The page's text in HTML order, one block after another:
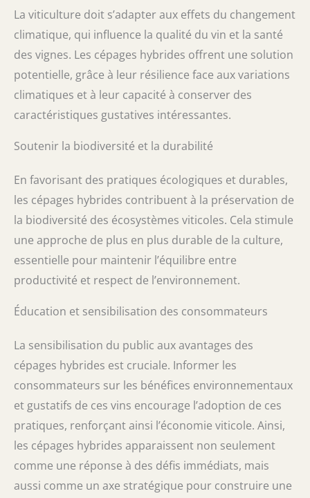
La viticulture doit s’adapter aux effets du changement
climatique, qui influence la qualité du vin et la santé
des vignes. Les cépages hybrides offrent une solution
potentielle, grâce à leur résilience face aux variations
climatiques et à leur capacité à conserver des
caractéristiques gustatives intéressantes.
Soutenir la biodiversité et la durabilité
En favorisant des pratiques écologiques et durables,
les cépages hybrides contribuent à la préservation de
la biodiversité des écosystèmes viticoles. Cela stimule
une approche de plus en plus durable de la culture,
essentielle pour maintenir l’équilibre entre
productivité et respect de l’environnement.
Éducation et sensibilisation des consommateurs
La sensibilisation du public aux avantages des
cépages hybrides est cruciale. Informer les
consommateurs sur les bénéfices environnementaux
et gustatifs de ces vins encourage l’adoption de ces
pratiques, renforçant ainsi l’économie viticole. Ainsi,
les cépages hybrides apparaissent non seulement
comme une réponse à des défis immédiats, mais
aussi comme un axe stratégique pour construire une